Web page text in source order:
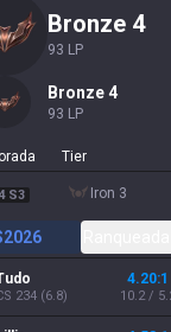
bronze 4
93 LP
bronze 4
93 LP
Tier
S3 iron 3
234 (6.8) 10.2 /